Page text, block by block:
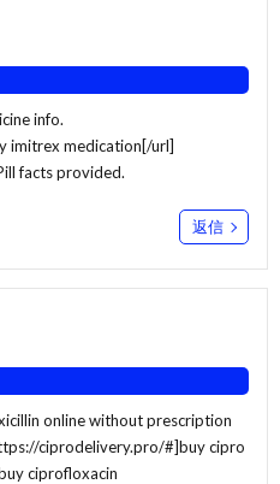
info.
imitrex medication[/url]
facts provided.
返信
online without prescription
ciprodelivery.pro/#]buy cipro
ciprofloxacin